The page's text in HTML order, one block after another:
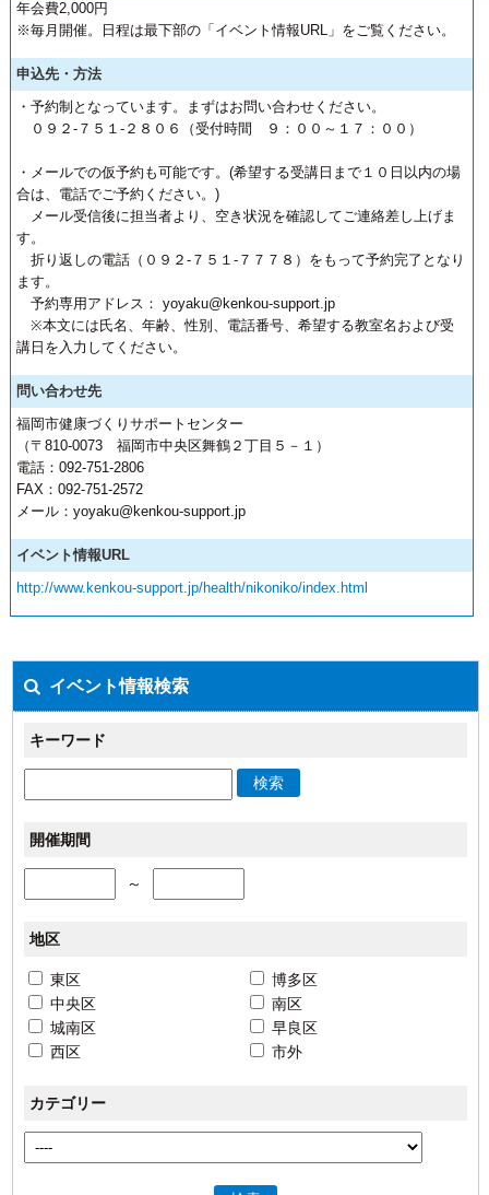
年会費2,000円
※毎月開催。日程は最下部の「イベント情報URL」をご覧ください。
申込先・方法
・予約制となっています。まずはお問い合わせください。
０９２-７５１-２８０６（受付時間 ９：００～１７：００）
・メールでの仮予約も可能です。(希望する受講日まで１０日以内の場
合は、電話でご予約ください。)
メール受信後に担当者より、空き状況を確認してご連絡差し上げま
す。
折り返しの電話（０９２-７５１-７７７８）をもって予約完了となり
ます。
予約専用アドレス： yoyaku@kenkou-support.jp
※本文には氏名、年齢、性別、電話番号、希望する教室名および受
講日を入力してください。
問い合わせ先
福岡市健康づくりサポートセンター
（〒810-0073 福岡市中央区舞鶴２丁目５－１）
電話：092-751-2806
FAX：092-751-2572
メール：yoyaku@kenkou-support.jp
イベント情報URL
http://www.kenkou-support.jp/health/nikoniko/index.html
イベント情報検索
キーワード
検索
開催期間
～
地区
東区
博多区
中央区
南区
城南区
早良区
西区
市外
カテゴリー